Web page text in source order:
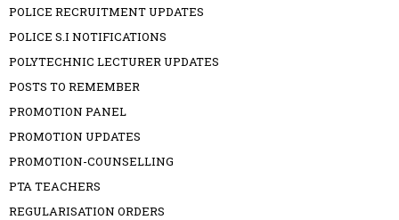
POLICE RECRUITMENT UPDATES
POLICE S.I NOTIFICATIONS
POLYTECHNIC LECTURER UPDATES
POSTS TO REMEMBER
PROMOTION PANEL
PROMOTION UPDATES
PROMOTION-COUNSELLING
PTA TEACHERS
REGULARISATION ORDERS